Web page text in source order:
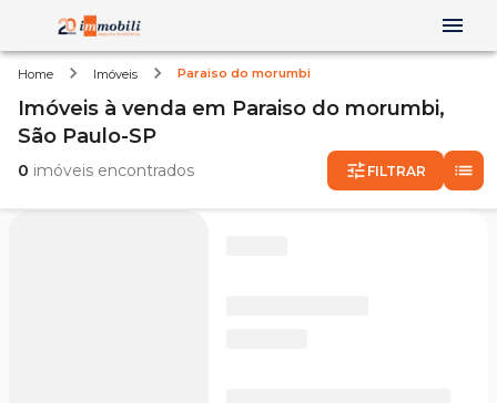
Home Imóveis Paraiso do morumbi
Imóveis à venda em Paraiso do morumbi,
São Paulo-SP
0 imóveis encontrados FILTRAR